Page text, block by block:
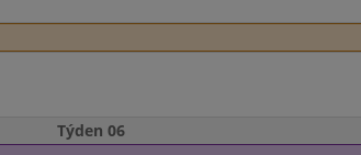
Týden 06